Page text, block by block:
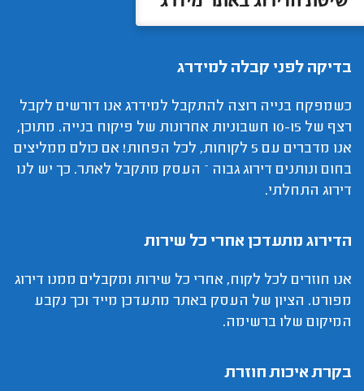
בדיקה לפני קבלה למידרג
כשמפקח בנייה רוצה להתקבל למידרג אנו דורשים לקבל
רצף של 10-15 חשבוניות אחרונות של פיקוח בנייה. מתוכן,
אנו מדברים עם 5 לקוחות, לכל הפחות! אם כולם ממליצים
בחום ונותנים דירוג גבוה – העסק מתקבל לאתר. כך יש לנו
דירוג התחלתי.
הדירוג מתעדכן אחרי כל שירות
אנו חוזרים לכל לקוח, אחרי כל שירות ומקבלים ממנו דירוג
מפורט. הציון של העסק באתר מתעדכן מייד וכך נקבע
המיקום שלו ברשימה.
בקרת איכות חוזרת